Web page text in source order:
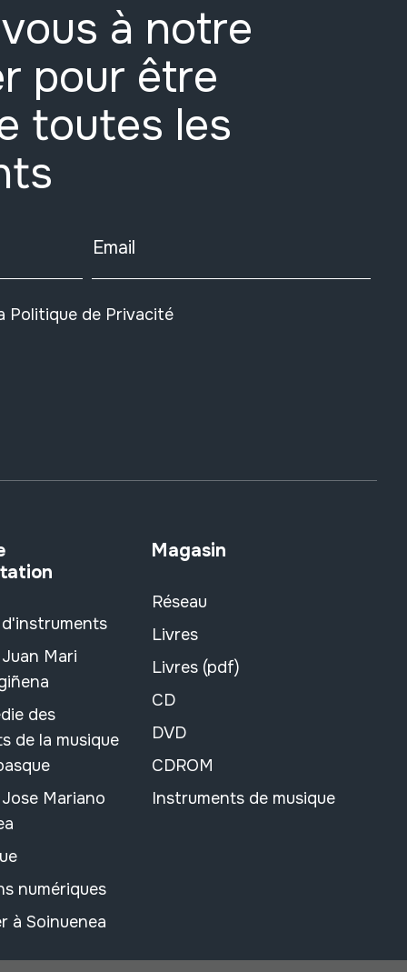
à notre
pour être
toutes les
Email
Politique de Privacité
Mari
des
de la musique
Mariano
numériques
à Soinuenea
Magasin
Réseau
Livres
Livres (pdf)
CD
DVD
CDROM
Instruments de musique